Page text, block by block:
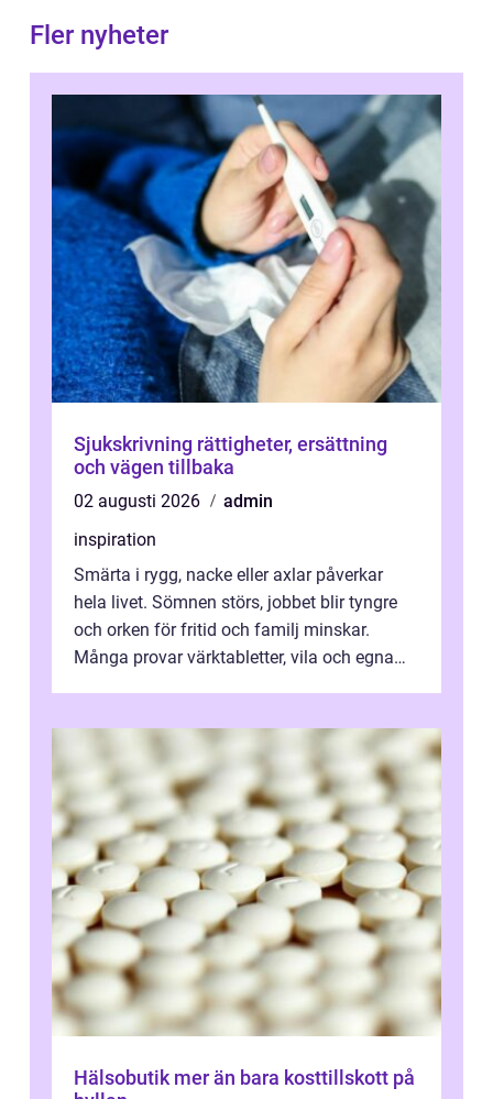
Fler nyheter
Sjukskrivning rättigheter, ersättning
och vägen tillbaka
02 augusti 2026
admin
inspiration
Smärta i rygg, nacke eller axlar påverkar
hela livet. Sömnen störs, jobbet blir tyngre
och orken för fritid och familj minskar.
Många provar värktabletter, vila och egna
Hälsobutik mer än bara kosttillskott på